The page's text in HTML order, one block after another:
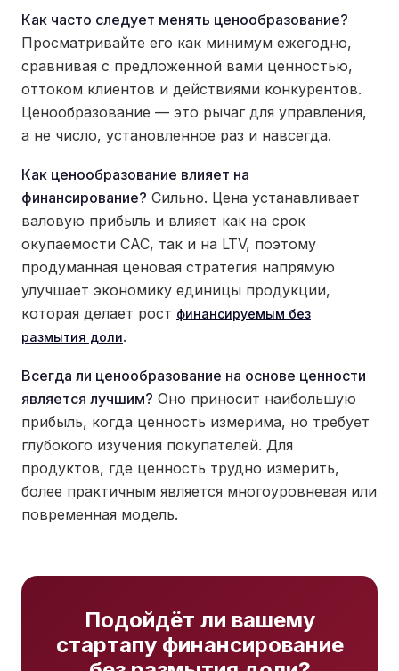
Как часто следует менять ценообразование?
Просматривайте его как минимум ежегодно,
сравнивая с предложенной вами ценностью,
оттоком клиентов и действиями конкурентов.
Ценообразование — это рычаг для управления,
а не число, установленное раз и навсегда.
Как ценообразование влияет на
финансирование? Сильно. Цена устанавливает
валовую прибыль и влияет как на срок
окупаемости CAC, так и на LTV, поэтому
продуманная ценовая стратегия напрямую
улучшает экономику единицы продукции,
которая делает рост финансируемым без
размытия доли.
Всегда ли ценообразование на основе ценности
является лучшим? Оно приносит наибольшую
прибыль, когда ценность измерима, но требует
глубокого изучения покупателей. Для
продуктов, где ценность трудно измерить,
более практичным является многоуровневая или
повременная модель.
Подойдёт ли вашему
стартапу финансирование